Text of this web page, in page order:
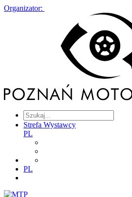
Organizator:
Strefa Wystawcy
PL
PL